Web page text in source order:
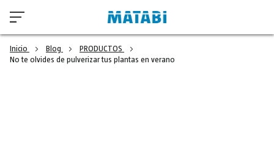
Inicio Blog
PRODUCTOS
No te olvides de pulverizar tus plantas en verano